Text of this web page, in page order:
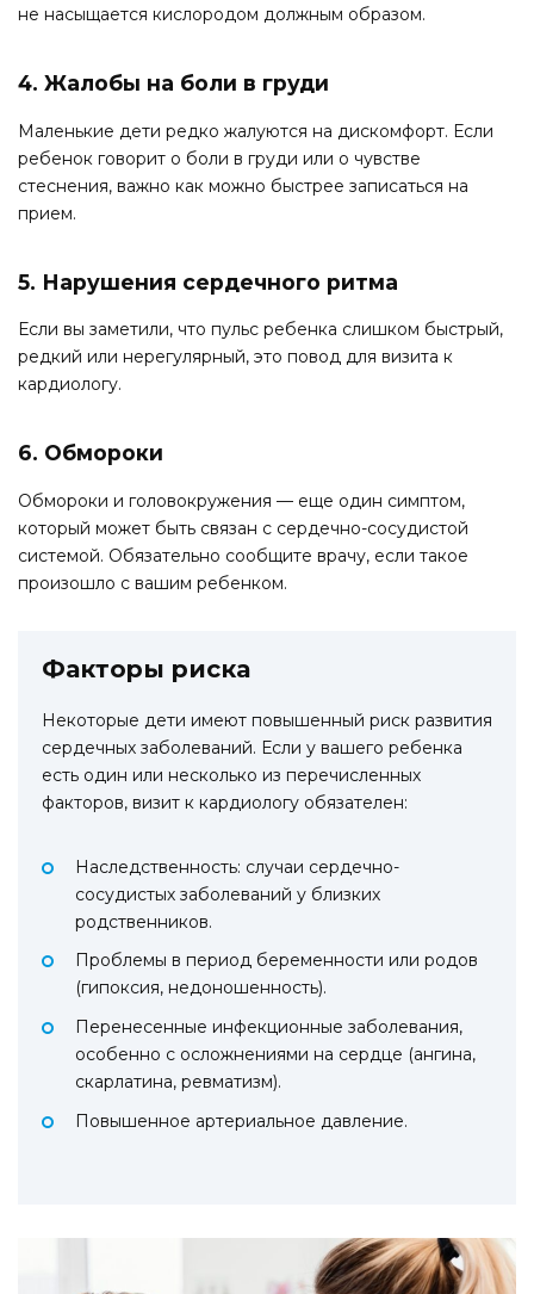
не насыщается кислородом должным образом.
4. Жалобы на боли в груди
Маленькие дети редко жалуются на дискомфорт. Если
ребенок говорит о боли в груди или о чувстве
стеснения, важно как можно быстрее записаться на
прием.
5. Нарушения сердечного ритма
Если вы заметили, что пульс ребенка слишком быстрый,
редкий или нерегулярный, это повод для визита к
кардиологу.
6. Обмороки
Обмороки и головокружения — еще один симптом,
который может быть связан с сердечно-сосудистой
системой. Обязательно сообщите врачу, если такое
произошло с вашим ребенком.
Факторы риска
Некоторые дети имеют повышенный риск развития
сердечных заболеваний. Если у вашего ребенка
есть один или несколько из перечисленных
факторов, визит к кардиологу обязателен:
Наследственность: случаи сердечно-
сосудистых заболеваний у близких
родственников.
Проблемы в период беременности или родов
(гипоксия, недоношенность).
Перенесенные инфекционные заболевания,
особенно с осложнениями на сердце (ангина,
скарлатина, ревматизм).
Повышенное артериальное давление.